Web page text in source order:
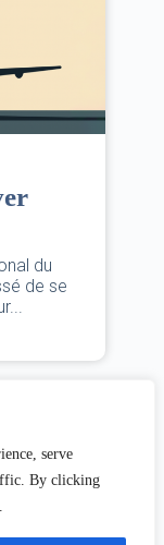
serve
By clicking
du
de se